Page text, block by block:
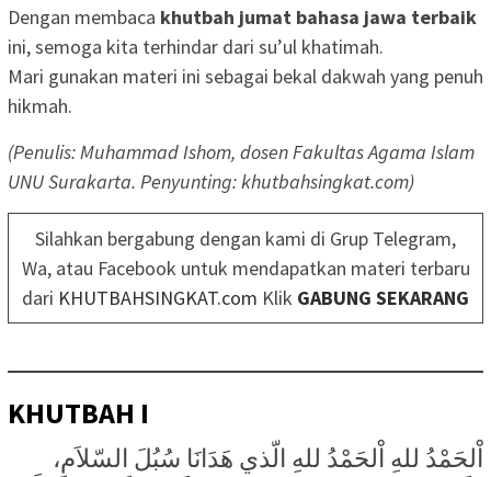
Dengan membaca khutbah jumat bahasa jawa terbaik
ini, semoga kita terhindar dari su’ul khatimah.
Mari gunakan materi ini sebagai bekal dakwah yang penuh
hikmah.
(Penulis: Muhammad Ishom, dosen Fakultas Agama Islam
UNU Surakarta. Penyunting: khutbahsingkat.com)
Silahkan bergabung dengan kami di Grup Telegram,
Wa, atau Facebook untuk mendapatkan materi terbaru
dari KHUTBAHSINGKAT.com Klik GABUNG SEKARANG
KHUTBAH I